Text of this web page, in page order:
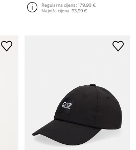
Regularna cijena:179,90 €
Najniža cijena:93,99 €